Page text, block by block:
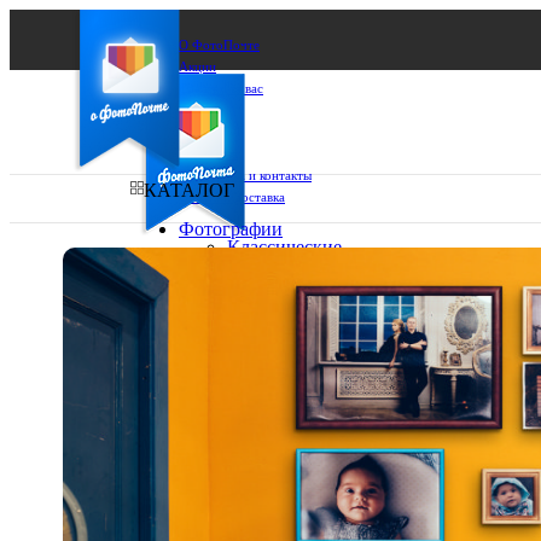
О ФотоПочте
Акции
Сделаем за вас
Бизнесу
FAQ
Франшиза
Поддержка и контакты
Оплата и доставка
Ваш город:
Выберите из списка:
КАТАЛОГ
Фотографии
Классические
10х10
10х15
15х15
15х20
20х20
20х30
30х30
30х40